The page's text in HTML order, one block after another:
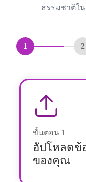
ธรรมชาติใน
1 2
ขั้นตอน 1
อัปโหลดข้
ของคุณ